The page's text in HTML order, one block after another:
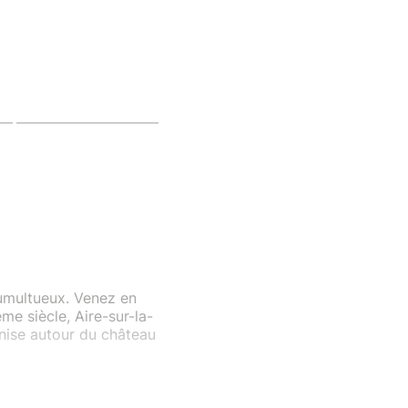
Venez en
siècle, Aire-sur-la-
autour du château
avec